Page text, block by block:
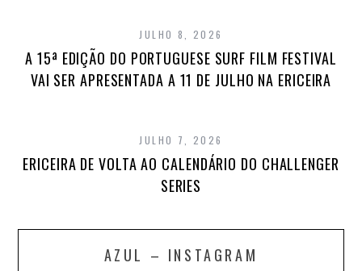
JULHO 8, 2026
A 15ª EDIÇÃO DO PORTUGUESE SURF FILM FESTIVAL
VAI SER APRESENTADA A 11 DE JULHO NA ERICEIRA
JULHO 7, 2026
ERICEIRA DE VOLTA AO CALENDÁRIO DO CHALLENGER
SERIES
AZUL – INSTAGRAM